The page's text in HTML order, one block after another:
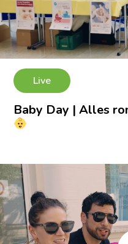
Live
Baby Day | Alles